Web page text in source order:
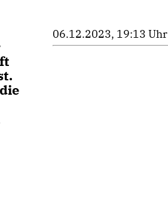
06.12.2023, 19:13 Uhr